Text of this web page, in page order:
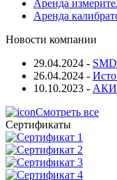
Аренда
Аренда
Новости компании
29.04.2024 -
26.04.2024 -
10.10.2023 -
Смотреть все
Сертификаты